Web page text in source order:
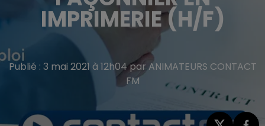
IMPRIMERIE (H/F)
Publié : 3 mai 2021 à 12h04 par ANIMATEURS CONTACT
FM